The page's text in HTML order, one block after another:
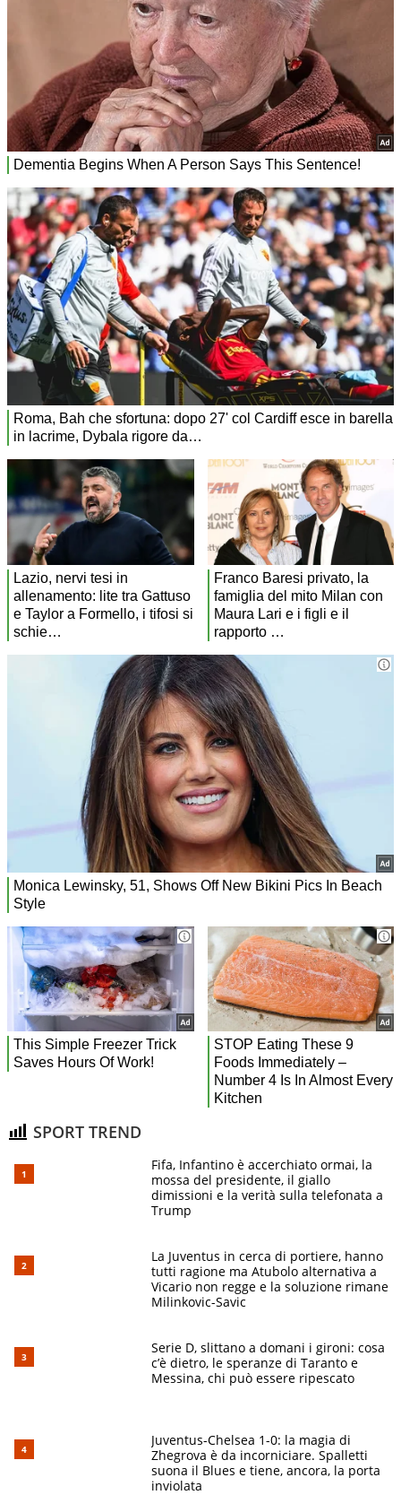
SPORT TREND
Fifa, Infantino è accerchiato ormai, la
mossa del presidente, il giallo
dimissioni e la verità sulla telefonata a
Trump
La Juventus in cerca di portiere, hanno
tutti ragione ma Atubolo alternativa a
Vicario non regge e la soluzione rimane
Milinkovic-Savic
Serie D, slittano a domani i gironi: cosa
c’è dietro, le speranze di Taranto e
Messina, chi può essere ripescato
Juventus-Chelsea 1-0: la magia di
Zhegrova è da incorniciare. Spalletti
suona il Blues e tiene, ancora, la porta
inviolata